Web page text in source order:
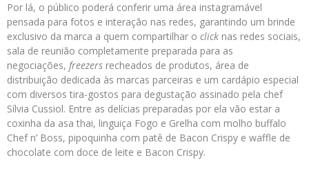
Por lá, o público poderá conferir uma área instagramável
pensada para fotos e interação nas redes, garantindo um brinde
exclusivo da marca a quem compartilhar o click nas redes sociais,
sala de reunião completamente preparada para as
negociações, freezers recheados de produtos, área de
distribuição dedicada às marcas parceiras e um cardápio especial
com diversos tira-gostos para degustação assinado pela chef
Sílvia Cussiol. Entre as delícias preparadas por ela vão estar a
coxinha da asa thai, linguiça Fogo e Grelha com molho buffalo
Chef n’ Boss, pipoquinha com patê de Bacon Crispy e waffle de
chocolate com doce de leite e Bacon Crispy.